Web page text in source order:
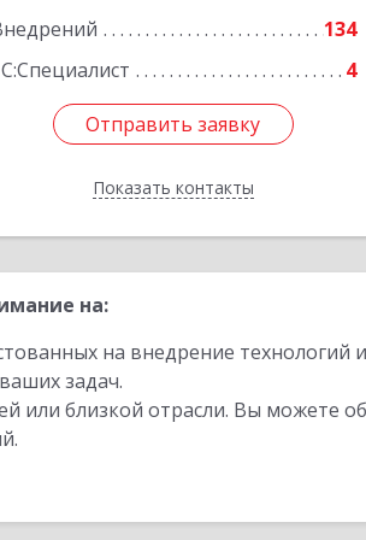
134
4
Отправить заявку
Показать контакты
Отправить заявку
Назад
на:
на внедрение
задач.
или близкой отрасли. Вы можете